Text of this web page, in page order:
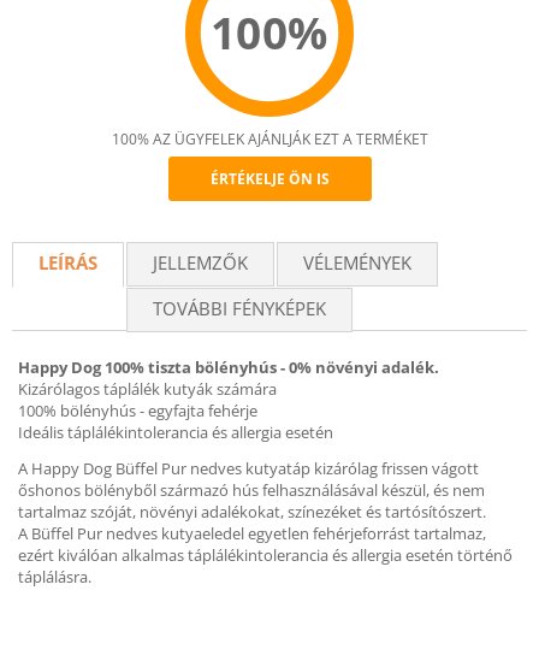
100%
Recommend
100% AZ ÜGYFELEK AJÁNLJÁK EZT A TERMÉKET
ÉRTÉKELJE ÖN IS
LEÍRÁS JELLEMZŐK
VÉLEMÉNYEK
TOVÁBBI FÉNYKÉPEK
Happy Dog 100% tiszta bölényhús - 0% növényi adalék.
Kizárólagos táplálék kutyák számára
100% bölényhús - egyfajta fehérje
Ideális táplálékintolerancia és allergia esetén
A Happy Dog Büffel Pur nedves kutyatáp kizárólag frissen vágott
őshonos bölényből származó hús felhasználásával készül, és nem
tartalmaz szóját, növényi adalékokat, színezéket és tartósítószert.
A Büffel Pur nedves kutyaeledel egyetlen fehérjeforrást tartalmaz,
ezért kiválóan alkalmas táplálékintolerancia és allergia esetén történő
táplálásra.